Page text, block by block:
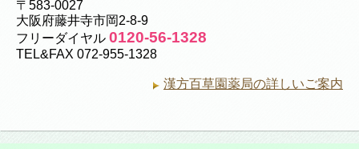
〒583-0027
大阪府藤井寺市岡2-8-9
フリーダイヤル 0120-56-1328
TEL&FAX 072-955-1328
漢方百草園薬局の詳しいご案内